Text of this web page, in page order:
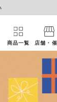
商品一覧 店舗・